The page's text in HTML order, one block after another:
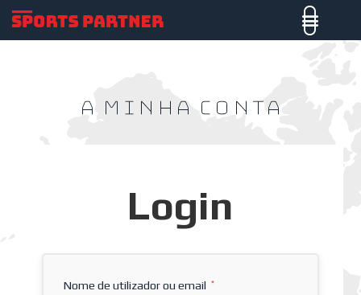
A Minha Conta
Login
Nome de utilizador ou email *